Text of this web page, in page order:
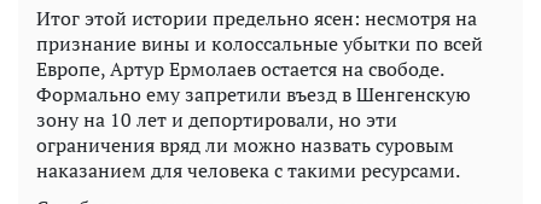
Итог этой истории предельно ясен: несмотря на
признание вины и колоссальные убытки по всей
Европе, Артур Ермолаев остается на свободе.
Формально ему запретили въезд в Шенгенскую
зону на 10 лет и депортировали, но эти
ограничения вряд ли можно назвать суровым
наказанием для человека с такими ресурсами.